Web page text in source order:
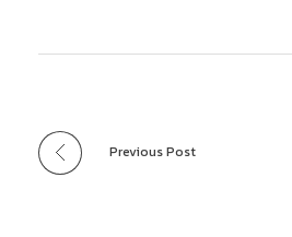
Previous Post